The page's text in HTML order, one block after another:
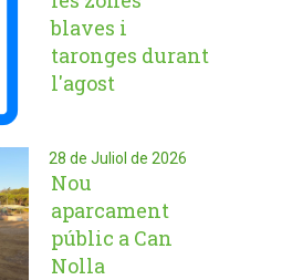
blaves i
taronges durant
l'agost
28 de Juliol de 2026
Nou
aparcament
públic a Can
Nolla